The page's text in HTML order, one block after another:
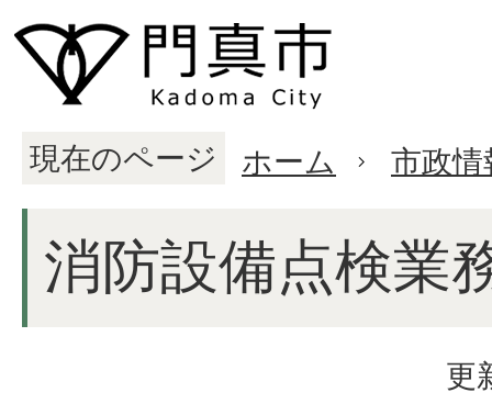
現在のページ ホーム 市政情
消防設備点検業
更